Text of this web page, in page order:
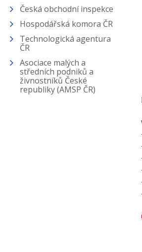
Česká obchodní inspekce
Hospodářská komora ČR
Technologická agentura
ČR
Asociace malých a
středních podniků a
živnostníků České
republiky (AMSP ČR)